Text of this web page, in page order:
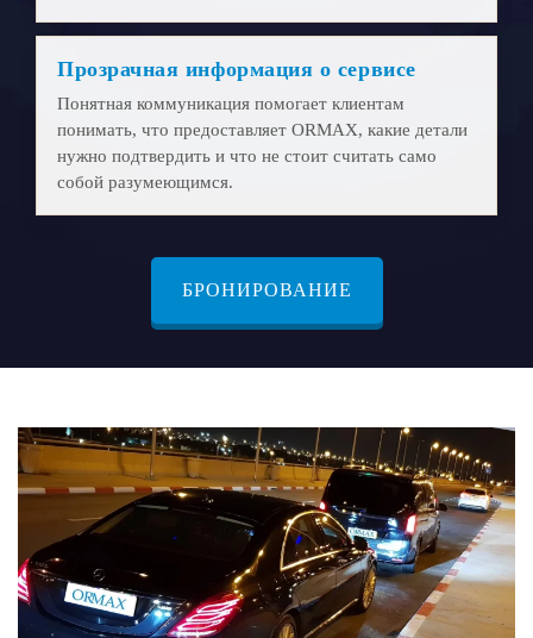
Прозрачная информация о сервисе
Понятная коммуникация помогает клиентам
понимать, что предоставляет ORMAX, какие детали
нужно подтвердить и что не стоит считать само
собой разумеющимся.
БРОНИРОВАНИЕ